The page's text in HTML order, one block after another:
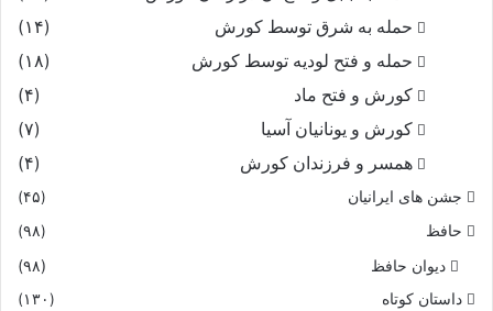
حمله به شرق توسط کورش
(۱۴)
حمله و فتح لودیه توسط کورش
(۱۸)
کورش و فتح ماد
(۴)
کورش و یونانیان آسیا
(۷)
همسر و فرزندان کورش
(۴)
جشن های ایرانیان
(۴۵)
حافظ
(۹۸)
دیوان حافظ (۹۸)
داستان کوتاه (۱۳۰)